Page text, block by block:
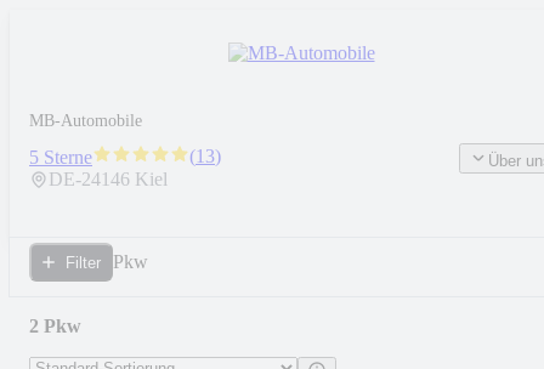
MB-Automobile
5 Sterne (13)
DE-24146 Kiel
Über
Filter Pkw
2 Pkw